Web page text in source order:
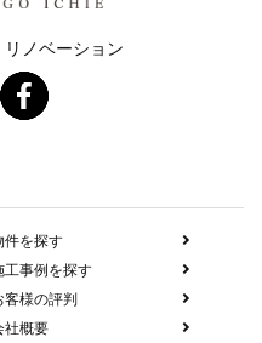
リノベーション
件を探す
工事例を探す
客様の評判
社概要